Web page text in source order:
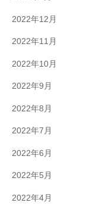
2022年12月
2022年11月
2022年10月
2022年9月
2022年8月
2022年7月
2022年6月
2022年5月
2022年4月